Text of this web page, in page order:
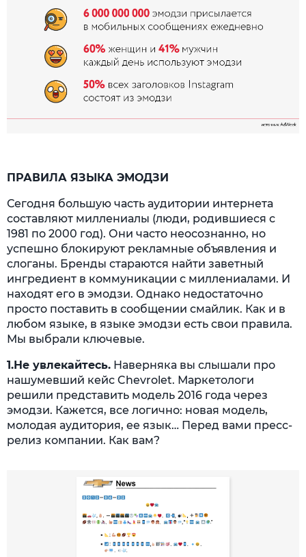
ПРАВИЛА ЯЗЫКА ЭМОДЗИ
Сегодня большую часть аудитории интернета
составляют миллениалы (люди, родившиеся с
1981 по 2000 год). Они часто неосознанно, но
успешно блокируют рекламные объявления и
слоганы. Бренды стараются найти заветный
ингредиент в коммуникации с миллениалами. И
находят его в эмодзи. Однако недостаточно
просто поставить в сообщении смайлик. Как и в
любом языке, в языке эмодзи есть свои правила.
Мы выбрали ключевые.
1.Не увлекайтесь. Наверняка вы слышали про
нашумевший кейс Chevrolet. Маркетологи
решили представить модель 2016 года через
эмодзи. Кажется, все логично: новая модель,
молодая аудитория, ее язык… Перед вами пресс-
релиз компании. Как вам?